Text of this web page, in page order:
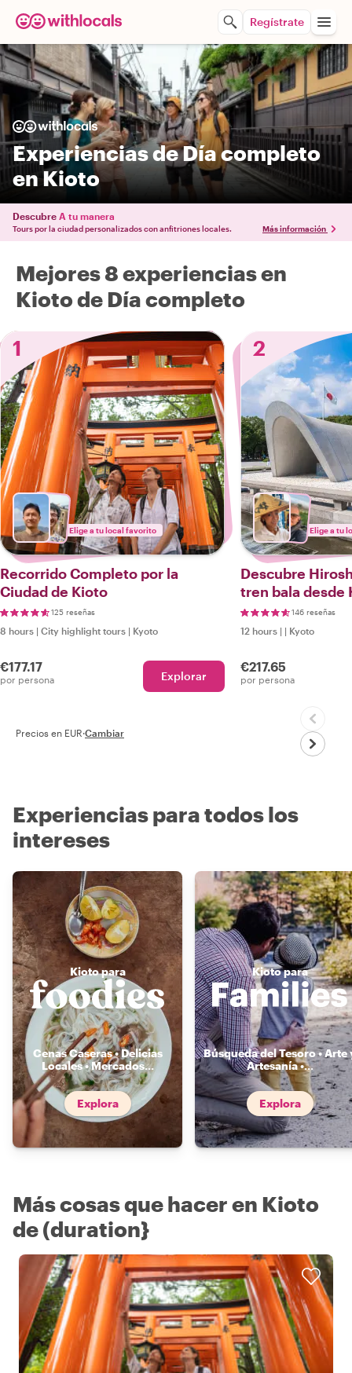
Regístrate
Experiencias de Día completo
en Kioto
Descubre A tu manera
Tours por la ciudad personalizados con anfitriones locales. Más información
Mejores 8 experiencias en
Kioto de Día completo
1
Elige a tu local favorito
Recorrido Completo por la
Ciudad de Kioto
125 reseñas
8 hours | City highlight tours | Kyoto
€177.17
por persona Explorar
2
Elige a tu
Descubre
tren bala desde
146 reseñas
12 hours | | Kyoto
€217.65
por persona
Precios en EUR·Cambiar
Experiencias para todos los
intereses
Kioto para
Cenas Caseras • Delicias
Locales • Mercados...
Explora
Kioto para
Búsqueda del Tesoro • Arte
Artesanía •...
Explora
Más cosas que hacer en Kioto
de (duration}